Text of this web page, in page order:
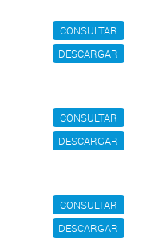
CONSULTAR
DESCARGAR
CONSULTAR
DESCARGAR
CONSULTAR
DESCARGAR